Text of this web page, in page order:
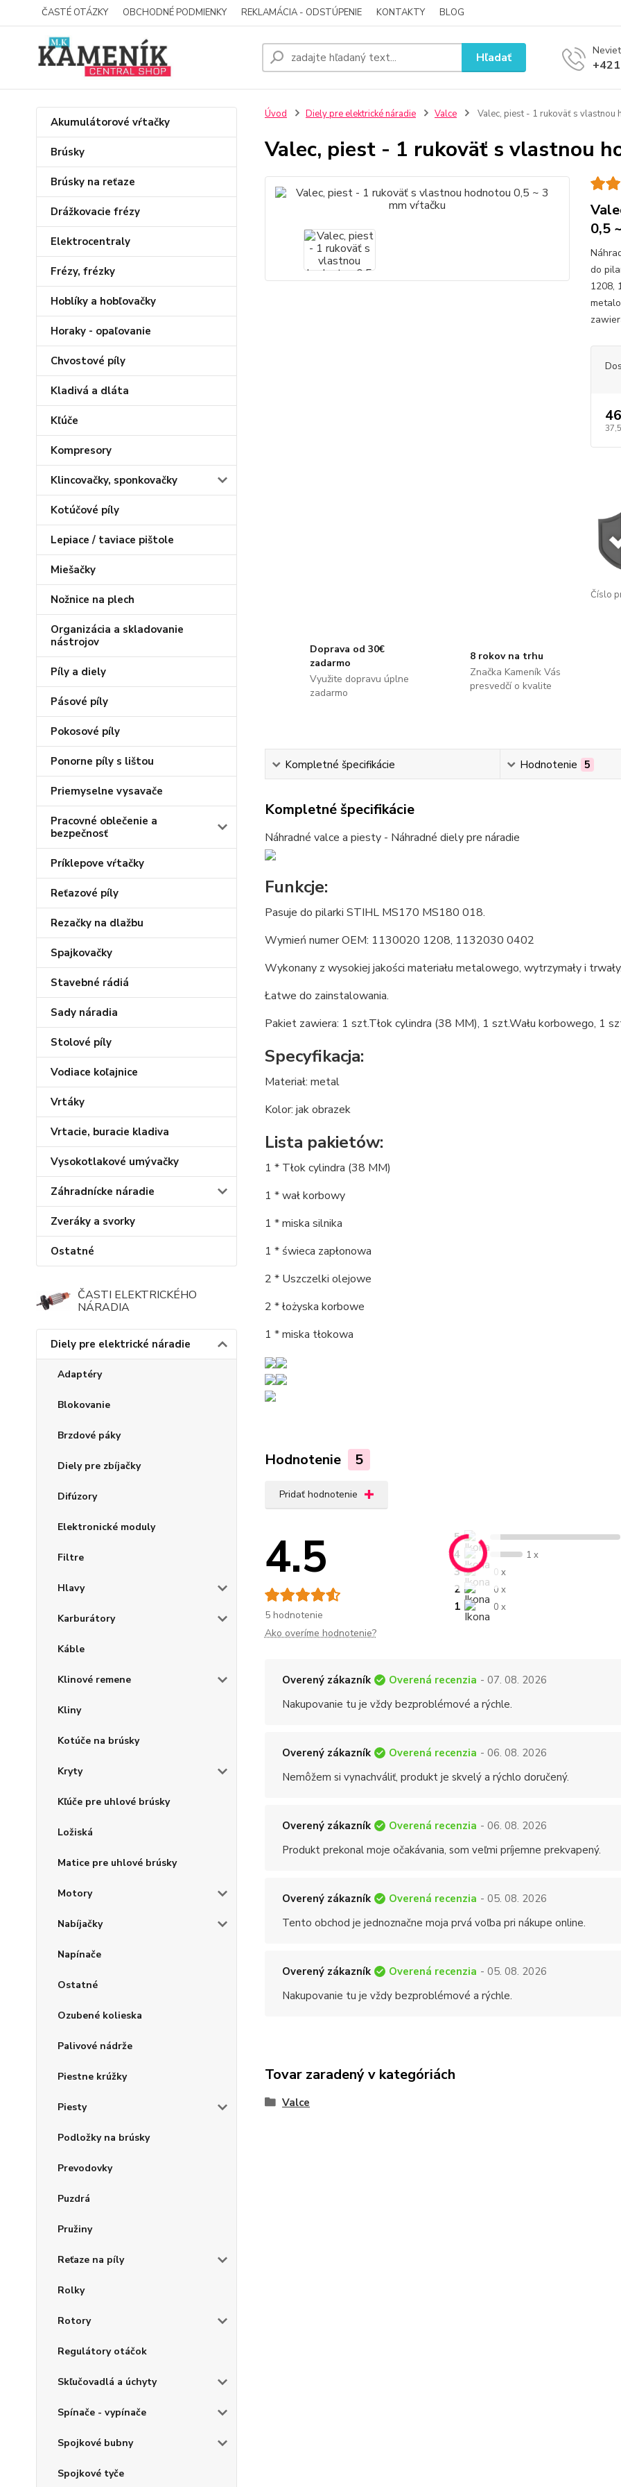
ČASTÉ OTÁZKY OBCHODNÉ PODMIENKY REKLAMÁCIA - ODSTÚPENIE KONTAKTY BLOG
Hľadať
Akumulátorové vŕtačky
Brúsky
Brúsky na reťaze
Drážkovacie frézy
Elektrocentraly
Frézy, frézky
Hoblíky a hobľovačky
Horaky - opaľovanie
Chvostové píly
Kladivá a dláta
Kľúče
Kompresory
Klincovačky, sponkovačky
Kotúčové píly
Lepiace / taviace pištole
Miešačky
Nožnice na plech
Organizácia a skladovanie
nástrojov
Píly a diely
Pásové píly
Pokosové píly
Ponorne píly s lištou
Priemyselne vysavače
Pracovné oblečenie a
bezpečnosť
Príklepove vŕtačky
Reťazové píly
Rezačky na dlažbu
Spajkovačky
Stavebné rádiá
Sady náradia
Stolové píly
Vodiace koľajnice
Vrtáky
Vrtacie, buracie kladiva
Vysokotlakové umývačky
Záhradnícke náradie
Zveráky a svorky
Ostatné
ČASTI ELEKTRICKÉHO
NÁRADIA
Diely pre elektrické náradie
Adaptéry
Blokovanie
Brzdové páky
Diely pre zbíjačky
Difúzory
Elektronické moduly
Filtre
Hlavy
Karburátory
Káble
Klinové remene
Kliny
Kotúče na brúsky
Kryty
Kľúče pre uhlové brúsky
Ložiská
Matice pre uhlové brúsky
Motory
Nabíjačky
Napínače
Ostatné
Ozubené kolieska
Palivové nádrže
Piestne krúžky
Piesty
Podložky na brúsky
Prevodovky
Puzdrá
Pružiny
Reťaze na píly
Rolky
Rotory
Regulátory otáčok
Skľučovadlá a úchyty
Spínače - vypínače
Spojkové bubny
Spojkové tyče
Úvod Diely pre elektrické náradie Valce Valec, piest - 1 rukoväť s vlastnou
Valec, piest - 1 rukoväť s vlastnou
0,5
do
1208,
Číslo
Doprava od 30€
zadarmo
Využite dopravu úplne
zadarmo
8 rokov na trhu
Značka Kameník Vás
presvedčí o kvalite
Kompletné špecifikácie Hodnotenie 5
Kompletné špecifikácie
Náhradné valce a piesty - Náhradné diely pre náradie
Funkcje:
Pasuje do pilarki STIHL MS170 MS180 018.
Wymień numer OEM: 1130020 1208, 1132030 0402
Wykonany z wysokiej jakości materiału metalowego, wytrzymały i
Łatwe do zainstalowania.
Pakiet zawiera: 1 szt.Tłok cylindra (38 MM), 1 szt.Wału korbowego, 1
Specyfikacja:
Materiał: metal
Kolor: jak obrazek
Lista pakietów:
1 * Tłok cylindra (38 MM)
1 * wał korbowy
1 * miska silnika
1 * świeca zapłonowa
2 * Uszczelki olejowe
2 * łożyska korbowe
1 * miska tłokowa
Hodnotenie 5
Pridať hodnotenie
4.5
5 hodnotenie
5
4
1 x
3 0 x
2 0 x
1 0 x
Ako overíme hodnotenie?
Overený zákazník Overená recenzia - 07. 08. 2026
Nakupovanie tu je vždy bezproblémové a rýchle.
Overený zákazník Overená recenzia - 06. 08. 2026
Nemôžem si vynachváliť, produkt je skvelý a rýchlo doručený.
Overený zákazník Overená recenzia - 06. 08. 2026
Produkt prekonal moje očakávania, som veľmi príjemne prekvapený.
Overený zákazník Overená recenzia - 05. 08. 2026
Tento obchod je jednoznačne moja prvá voľba pri nákupe online.
Overený zákazník Overená recenzia - 05. 08. 2026
Nakupovanie tu je vždy bezproblémové a rýchle.
Tovar zaradený v kategóriách
Valce